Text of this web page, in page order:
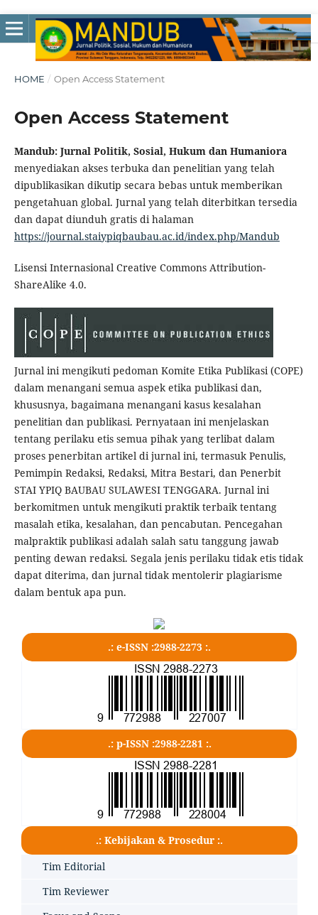
HOME / Open Access Statement
Open Access Statement
Mandub: Jurnal Politik, Sosial, Hukum dan Humaniora
menyediakan akses terbuka dan penelitian yang telah
dipublikasikan dikutip secara bebas untuk memberikan
pengetahuan global. Jurnal yang telah diterbitkan tersedia
dan dapat diunduh gratis di halaman
https://journal.staiypiqbaubau.ac.id/index.php/Mandub
Lisensi Internasional Creative Commons Attribution-
ShareAlike 4.0.
Jurnal ini mengikuti pedoman Komite Etika Publikasi (COPE)
dalam menangani semua aspek etika publikasi dan,
khususnya, bagaimana menangani kasus kesalahan
penelitian dan publikasi. Pernyataan ini menjelaskan
tentang perilaku etis semua pihak yang terlibat dalam
proses penerbitan artikel di jurnal ini, termasuk Penulis,
Pemimpin Redaksi, Redaksi, Mitra Bestari, dan Penerbit
STAI YPIQ BAUBAU SULAWESI TENGGARA. Jurnal ini
berkomitmen untuk mengikuti praktik terbaik tentang
masalah etika, kesalahan, dan pencabutan. Pencegahan
malpraktik publikasi adalah salah satu tanggung jawab
penting dewan redaksi. Segala jenis perilaku tidak etis tidak
dapat diterima, dan jurnal tidak mentolerir plagiarisme
dalam bentuk apa pun.
.: e-ISSN :2988-2273 :.
.: p-ISSN :2988-2281 :.
.: Kebijakan & Prosedur :.
Tim Editorial
Tim Reviewer